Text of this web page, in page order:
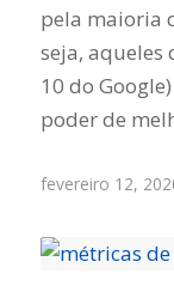
pela maioria
seja, aqueles
10 do
poder de
fevereiro 12,